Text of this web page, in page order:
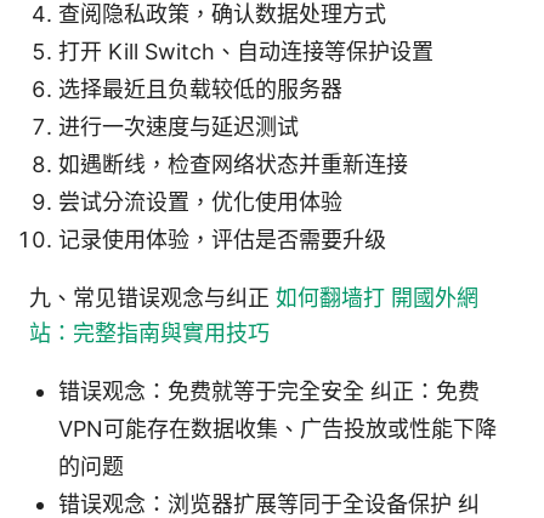
查阅隐私政策，确认数据处理方式
打开 Kill Switch、自动连接等保护设置
选择最近且负载较低的服务器
进行一次速度与延迟测试
如遇断线，检查网络状态并重新连接
尝试分流设置，优化使用体验
记录使用体验，评估是否需要升级
九、常见错误观念与纠正 如何翻墙打 開國外網
站：完整指南與實用技巧
错误观念：免费就等于完全安全 纠正：免费
VPN可能存在数据收集、广告投放或性能下降
的问题
错误观念：浏览器扩展等同于全设备保护 纠